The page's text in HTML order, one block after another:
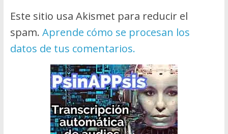
Este sitio usa Akismet para reducir el
spam. Aprende cómo se procesan los
datos de tus comentarios.